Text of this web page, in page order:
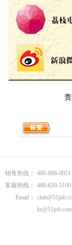
销售热线：
400-886-
客服热线：
400-620-5100
Email：
hr@51job.com